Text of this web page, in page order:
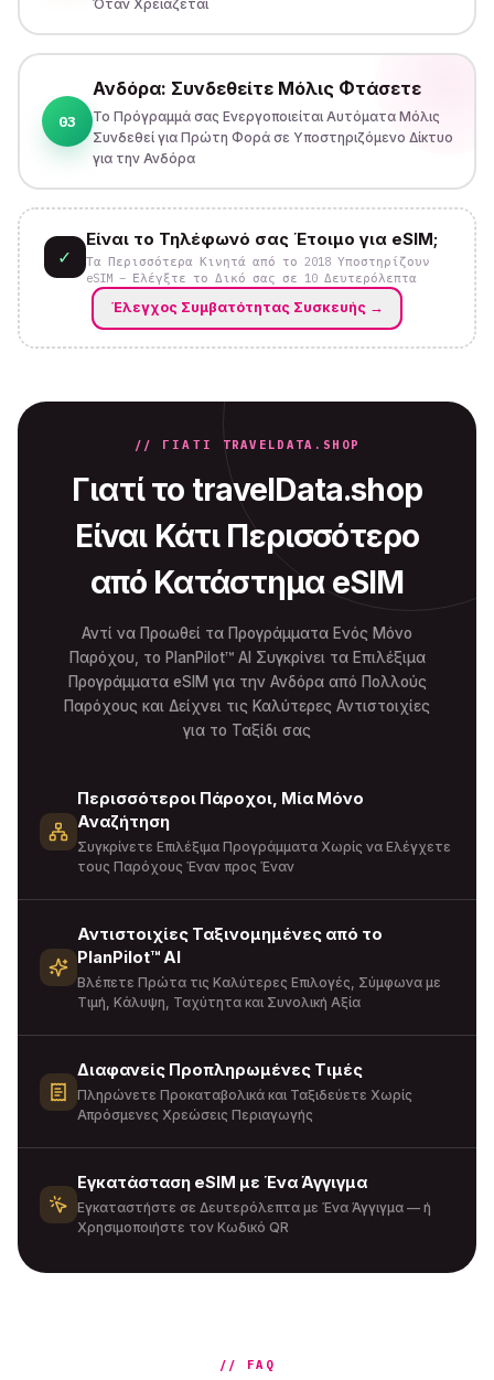
Όταν Χρειάζεται
03
Ανδόρα: Συνδεθείτε Μόλις Φτάσετε
Το Πρόγραμμά σας Ενεργοποιείται Αυτόματα Μόλις
Συνδεθεί για Πρώτη Φορά σε Υποστηριζόμενο Δίκτυο
για την Ανδόρα
✓
Είναι το Τηλέφωνό σας Έτοιμο για eSIM;
Τα Περισσότερα Κινητά από το 2018 Υποστηρίζουν
eSIM – Ελέγξτε το Δικό σας σε 10 Δευτερόλεπτα
Έλεγχος Συμβατότητας Συσκευής →
// ΓΙΑΤΊ TRAVELDATA.SHOP
Γιατί το travelData.shop
Είναι Κάτι Περισσότερο
από Κατάστημα eSIM
Αντί να Προωθεί τα Προγράμματα Ενός Μόνο
Παρόχου, το PlanPilot™ AI Συγκρίνει τα Επιλέξιμα
Προγράμματα eSIM για την Ανδόρα από Πολλούς
Παρόχους και Δείχνει τις Καλύτερες Αντιστοιχίες
για το Ταξίδι σας
Περισσότεροι Πάροχοι, Μία Μόνο
Αναζήτηση
Συγκρίνετε Επιλέξιμα Προγράμματα Χωρίς να Ελέγχετε
τους Παρόχους Έναν προς Έναν
Αντιστοιχίες Ταξινομημένες από το
PlanPilot™ AI
Βλέπετε Πρώτα τις Καλύτερες Επιλογές, Σύμφωνα με
Τιμή, Κάλυψη, Ταχύτητα και Συνολική Αξία
Διαφανείς Προπληρωμένες Τιμές
Πληρώνετε Προκαταβολικά και Ταξιδεύετε Χωρίς
Απρόσμενες Χρεώσεις Περιαγωγής
Εγκατάσταση eSIM με Ένα Άγγιγμα
Εγκαταστήστε σε Δευτερόλεπτα με Ένα Άγγιγμα — ή
Χρησιμοποιήστε τον Κωδικό QR
// FAQ